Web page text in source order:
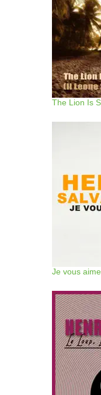
Je vous aime